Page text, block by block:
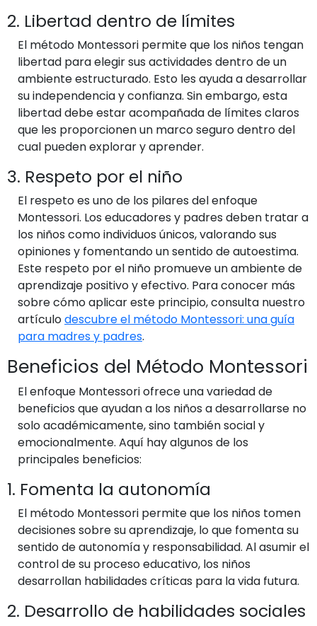
2. Libertad dentro de límites
El método Montessori permite que los niños tengan
libertad para elegir sus actividades dentro de un
ambiente estructurado. Esto les ayuda a desarrollar
su independencia y confianza. Sin embargo, esta
libertad debe estar acompañada de límites claros
que les proporcionen un marco seguro dentro del
cual pueden explorar y aprender.
3. Respeto por el niño
El respeto es uno de los pilares del enfoque
Montessori. Los educadores y padres deben tratar a
los niños como individuos únicos, valorando sus
opiniones y fomentando un sentido de autoestima.
Este respeto por el niño promueve un ambiente de
aprendizaje positivo y efectivo. Para conocer más
sobre cómo aplicar este principio, consulta nuestro
artículodescubre el método Montessori: una guía
para madres y padres.
Beneficios del Método Montessori
El enfoque Montessori ofrece una variedad de
beneficios que ayudan a los niños a desarrollarse no
solo académicamente, sino también social y
emocionalmente. Aquí hay algunos de los
principales beneficios:
1. Fomenta la autonomía
El método Montessori permite que los niños tomen
decisiones sobre su aprendizaje, lo que fomenta su
sentido de autonomía y responsabilidad. Al asumir el
control de su proceso educativo, los niños
desarrollan habilidades críticas para la vida futura.
2. Desarrollo de habilidades sociales